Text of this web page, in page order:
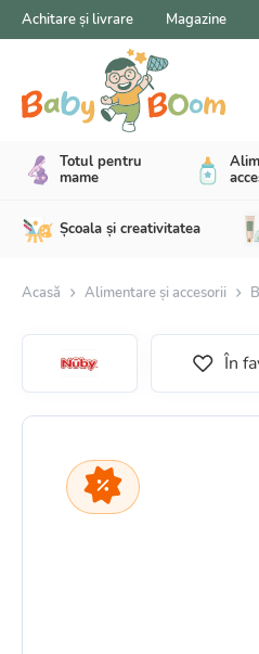
Achitare și livrare Magazine
Totul pentru
mame
Școala și creativitatea
Acasă Alimentare și accesorii
În